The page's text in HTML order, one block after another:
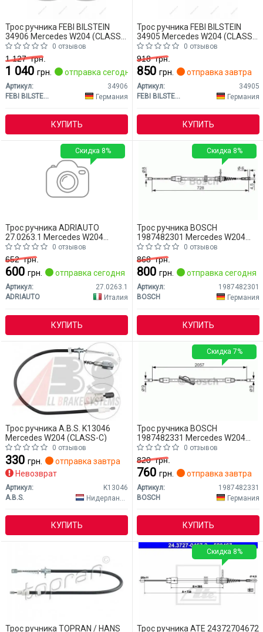
Трос ручника FEBI BILSTEIN
34906 Mercedes W204 (CLASS-
C)
0 отзывов
1 127грн.
1 040 грн. отправка сегодня
Артикул:
34906
FEBI BILSTEIN
Германия
КУПИТЬ
Трос ручника FEBI BILSTEIN
34905 Mercedes W204 (CLASS-
C)
0 отзывов
918грн.
850 грн. отправка завтра
Артикул:
34905
FEBI BILSTEIN
Германия
КУПИТЬ
Трос ручника ADRIAUTO
27.0263.1 Mercedes W204
(CLASS-C)
0 отзывов
652грн.
600 грн. отправка сегодня
Артикул:
27.0263.1
ADRIAUTO
Италия
КУПИТЬ
Скидка 8%
Трос ручника BOSCH
1987482301 Mercedes W204
(CLASS-C)
0 отзывов
868грн.
800 грн. отправка сегодня
Артикул:
1987482301
BOSCH
Германия
КУПИТЬ
Скидка 8%
Трос ручника A.B.S. K13046
Mercedes W204 (CLASS-C)
0 отзывов
330 грн.
отправка завтра
Невозврат
Артикул:
K13046
A.B.S.
Нидерланды
КУПИТЬ
Трос ручника BOSCH
1987482331 Mercedes W204
(CLASS-C)
0 отзывов
820грн.
760 грн. отправка завтра
Артикул:
1987482331
BOSCH
Германия
КУПИТЬ
Скидка 7%
Трос ручника TOPRAN / HANS Трос ручника ATE 24372704672
Скидка 8%